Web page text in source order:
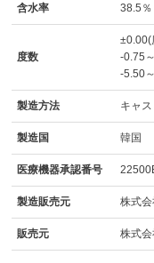
含水率 38.5％
度数
±0.00(
-0.75
-5.50
製造方法 キャ
製造国 韓国
医療機器承認番号
製造販売元 株式
販売元 株式会